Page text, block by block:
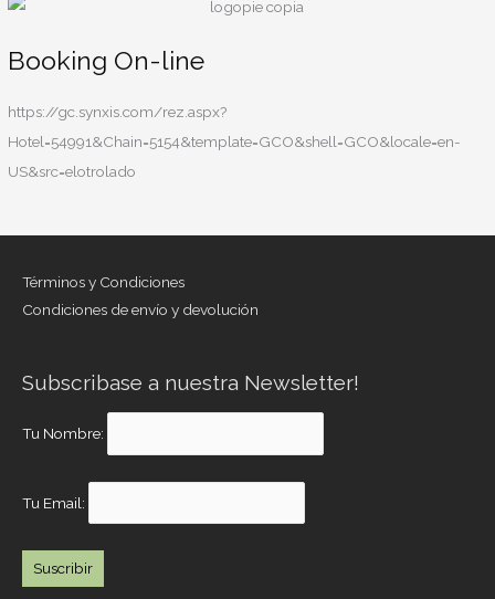
Booking On-line
https://gc.synxis.com/rez.aspx?
Hotel=54991&Chain=5154&template=GCO&shell=GCO&locale=en-
US&src=elotrolado
Términos y Condiciones
Condiciones de envío y devolución
Subscribase a nuestra Newsletter!
Tu Nombre:
Tu Email: